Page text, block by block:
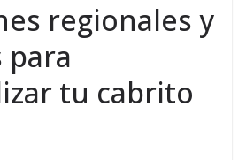
regionales y
para
tu cabrito